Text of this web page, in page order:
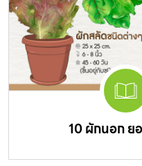
10 ผักนอก ย